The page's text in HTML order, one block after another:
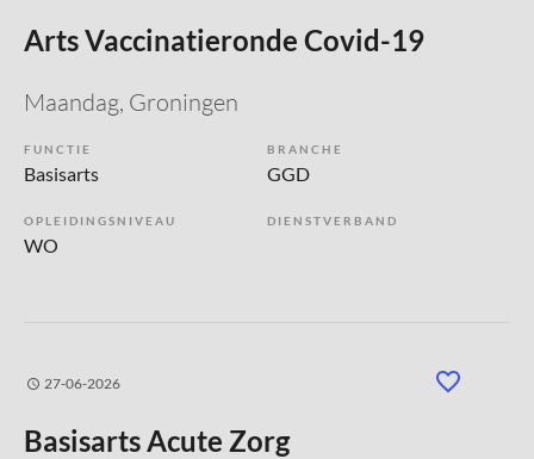
Arts Vaccinatieronde Covid-19
Maandag, Groningen
FUNCTIE
Basisarts
BRANCHE
GGD
OPLEIDINGSNIVEAU
WO
DIENSTVERBAND
27-06-2026
Basisarts Acute Zorg